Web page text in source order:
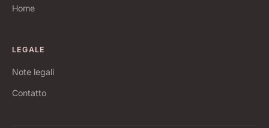
Home
LEGALE
Note legali
Contatto